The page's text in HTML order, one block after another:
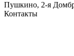
Пушкино, 2-я
Контакты